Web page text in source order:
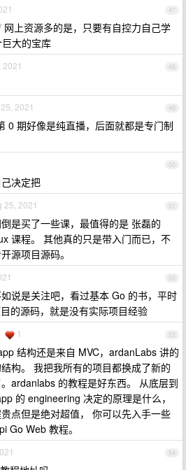
47
网上资源多的是，只要有自控力自己学
大的宝库
48
2021
49
2021
0 期好像是纯直播，后面就都是专门制
50
决定把
51
25, 2021
是买了一些课，最值得的是 张磊的
课程。 其他真的只是带入门而已，不
源项目源码。
52
说是关注吧，看过基本 Go 的书，平时
的源码，就是没有实际项目经验
53
1
结构还是来自 MVC，ardanLabs 讲的
构。 我把我所有的项目都换成了新的
ardanlabs 的教程是好东西。 从底层到
的 engineering 决定的原理是什么，
点但是绝对超值， 你可以先入手一些
Go Web 教程。
54